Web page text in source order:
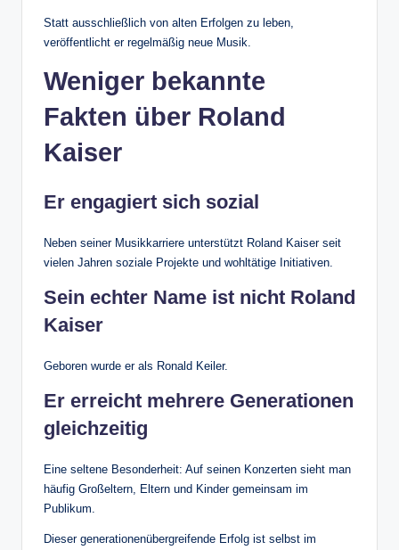
Statt ausschließlich von alten Erfolgen zu leben,
veröffentlicht er regelmäßig neue Musik.
Weniger bekannte
Fakten über Roland
Kaiser
Er engagiert sich sozial
Neben seiner Musikkarriere unterstützt Roland Kaiser seit
vielen Jahren soziale Projekte und wohltätige Initiativen.
Sein echter Name ist nicht Roland
Kaiser
Geboren wurde er als Ronald Keiler.
Er erreicht mehrere Generationen
gleichzeitig
Eine seltene Besonderheit: Auf seinen Konzerten sieht man
häufig Großeltern, Eltern und Kinder gemeinsam im
Publikum.
Dieser generationenübergreifende Erfolg ist selbst im